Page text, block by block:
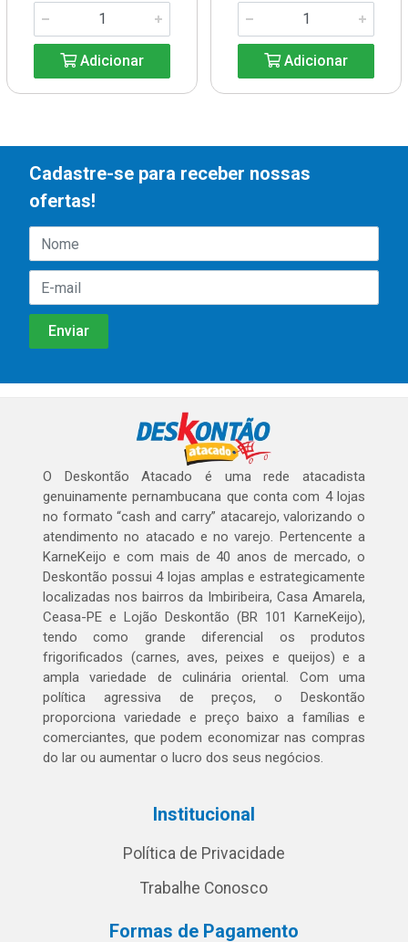
Adicionar Adicionar
Cadastre-se para receber nossas
ofertas!
O Deskontão Atacado é uma rede atacadista
genuinamente pernambucana que conta com 4 lojas
no formato “cash and carry” atacarejo, valorizando o
atendimento no atacado e no varejo. Pertencente a
KarneKeijo e com mais de 40 anos de mercado, o
Deskontão possui 4 lojas amplas e estrategicamente
localizadas nos bairros da Imbiribeira, Casa Amarela,
Ceasa-PE e Lojão Deskontão (BR 101 KarneKeijo),
tendo como grande diferencial os produtos
frigorificados (carnes, aves, peixes e queijos) e a
ampla variedade de culinária oriental. Com uma
política agressiva de preços, o Deskontão
proporciona variedade e preço baixo a famílias e
comerciantes, que podem economizar nas compras
do lar ou aumentar o lucro dos seus negócios.
Institucional
Política de Privacidade
Trabalhe Conosco
Formas de Pagamento